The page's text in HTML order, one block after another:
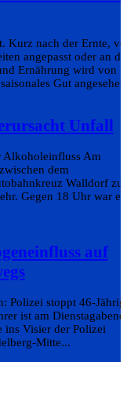
Kurz nach der Ernte,
angepasst oder an
Ernährung wird von
Gut
Unfall
Alkoholeinfluss Am
dem
Walldorf zu
Gegen 18 Uhr war
auf
Polizei stoppt 46-
ist am
ins Visier der Polizei
Mitte...